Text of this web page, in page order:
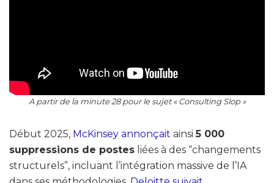
A partir de la minute 28 pour le sujet « Consulting Slop »
Début 2025, McKinsey annonçait ainsi5 000
suppressions de postes liées à des “changements
structurels”, incluant l’intégration massive de l’IA